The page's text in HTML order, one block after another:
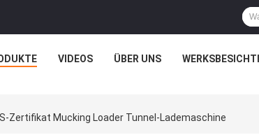
VIDEOS ÜBER UNS
Zertifikat Mucking Loader Tunnel-Lademaschine